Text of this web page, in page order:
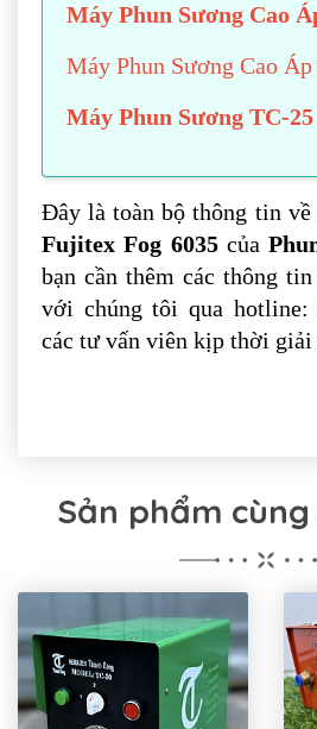
Máy Phun Sương Cao
Máy Phun Sương Cao
Máy Phun Sương TC-25
Đây là toàn bộ thông tin về
Fujitex Fog 6035 của
bạn cần thêm các thông
với chúng tôi qua hotline:
các tư vấn viên kịp thời giải
Sản phẩm